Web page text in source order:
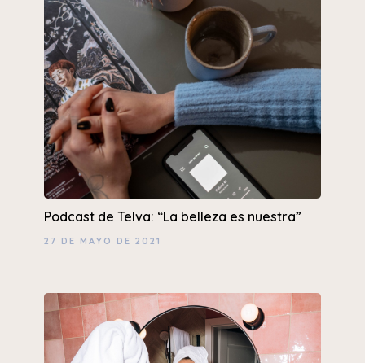
Podcast de Telva: “La belleza es nuestra”
27 DE MAYO DE 2021